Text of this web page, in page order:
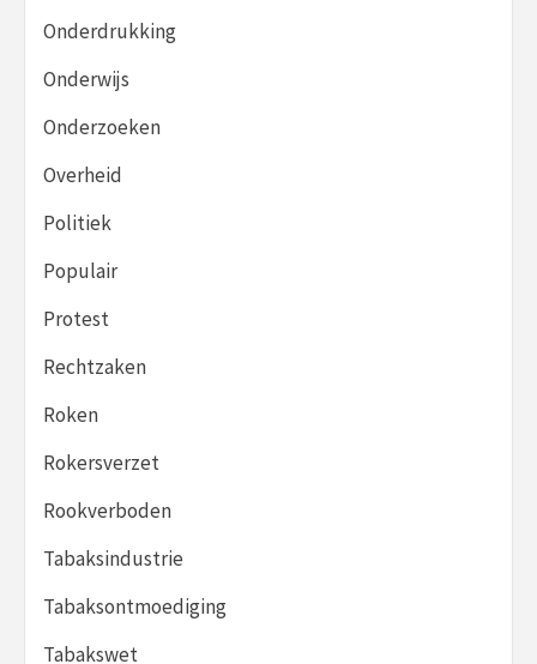
Onderdrukking
Onderwijs
Onderzoeken
Overheid
Politiek
Populair
Protest
Rechtzaken
Roken
Rokersverzet
Rookverboden
Tabaksindustrie
Tabaksontmoediging
Tabakswet